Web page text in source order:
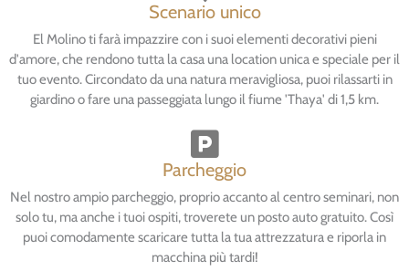
Scenario unico
El Molino ti farà impazzire con i suoi elementi decorativi pieni
d'amore, che rendono tutta la casa una location unica e speciale per il
tuo evento. Circondato da una natura meravigliosa, puoi rilassarti in
giardino o fare una passeggiata lungo il fiume 'Thaya' di 1,5 km.
Parcheggio
Nel nostro ampio parcheggio, proprio accanto al centro seminari, non
solo tu, ma anche i tuoi ospiti, troverete un posto auto gratuito. Così
puoi comodamente scaricare tutta la tua attrezzatura e riporla in
macchina più tardi!